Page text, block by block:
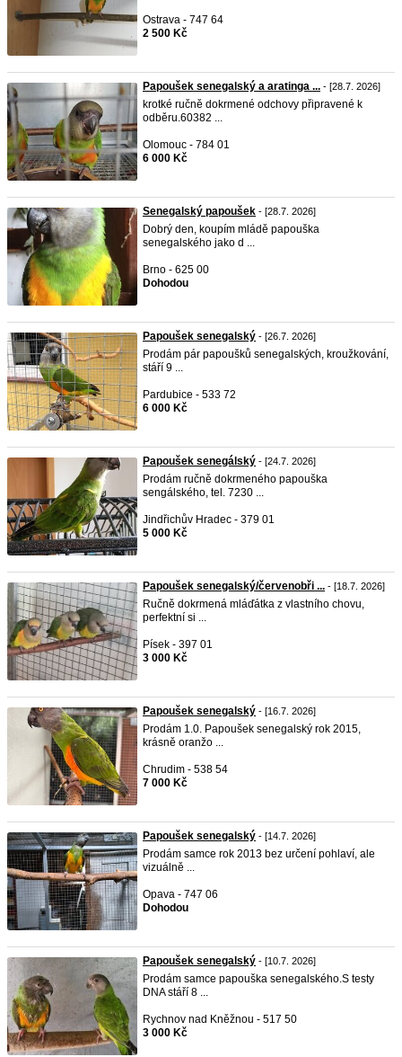
Ostrava - 747 64
2 500 Kč
Papoušek senegalský a aratinga ... - [28.7. 2026]
krotké ručně dokrmené odchovy připravené k
odběru.60382 ...
Olomouc - 784 01
6 000 Kč
Senegalský papoušek - [28.7. 2026]
Dobrý den, koupím mládě papouška
senegalského jako d ...
Brno - 625 00
Dohodou
Papoušek senegalský - [26.7. 2026]
Prodám pár papoušků senegalských, kroužkování,
stáří 9 ...
Pardubice - 533 72
6 000 Kč
Papoušek senegálský - [24.7. 2026]
Prodám ručně dokrmeného papouška
sengálského, tel. 7230 ...
Jindřichův Hradec - 379 01
5 000 Kč
Papoušek senegalský/červenobři ... - [18.7. 2026]
Ručně dokrmená mláďátka z vlastního chovu,
perfektní si ...
Písek - 397 01
3 000 Kč
Papoušek senegalský - [16.7. 2026]
Prodám 1.0. Papoušek senegalský rok 2015,
krásně oranžo ...
Chrudim - 538 54
7 000 Kč
Papoušek senegalský - [14.7. 2026]
Prodám samce rok 2013 bez určení pohlaví, ale
vizuálně ...
Opava - 747 06
Dohodou
Papoušek senegalský - [10.7. 2026]
Prodám samce papouška senegalského.S testy
DNA stáří 8 ...
Rychnov nad Kněžnou - 517 50
3 000 Kč